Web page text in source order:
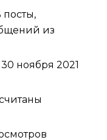
из
ноября 2021